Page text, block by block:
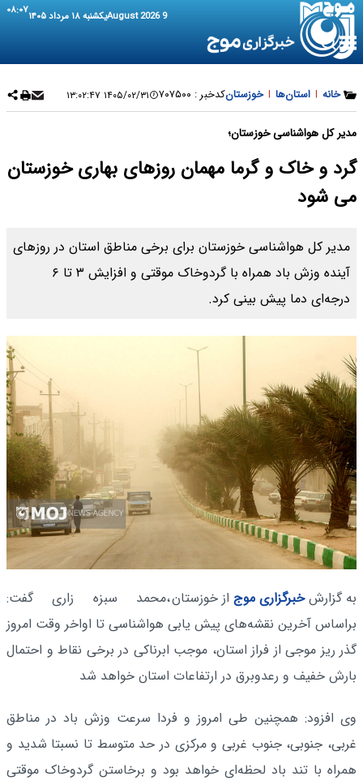
9 August 2026 یکشنبه ۱۸ مرداد ۱۴۰۵ ۰۸:۰۷
خانه | استان‌ها | خوزستانکدخبر : ۷۰۷۵۰۰ ۱۴۰۵/۰۲/۳۱ ۱۳:۰۲:۴۷
مدیر کل هواشناسی خوزستان؛
گرد و خاک و گرما مهمان روز‌های بهاری خوزستان
می شود
مدیر کل هواشناسی خوزستان برای برخی مناطق استان در روز‌های
آینده وزش باد همراه با گردوخاک موقتی و افزایش ۳ تا ۶
درجه‌ای دما پیش بینی کرد.
به گزارشخبرگزاری موج از خوزستان،محمد سبزه زاری گفت:
براساس آخرین نقشه‌های پیش یابی هواشناسی تا اواخر وقت امروز
گذر ریز موجی از فراز استان، موجب ابرناکی در برخی نقاط و احتمال
بارش خفیف و رعدوبرق در ارتفاعات استان خواهد شد
وی افزود: همچنین طی امروز و فردا سرعت وزش باد در مناطق
غربی، جنوبی، جنوب غربی و مرکزی در حد متوسط تا نسبتا شدید و
همراه با تند باد لحظه‌ای خواهد بود و برخاستن گردوخاک موقتی